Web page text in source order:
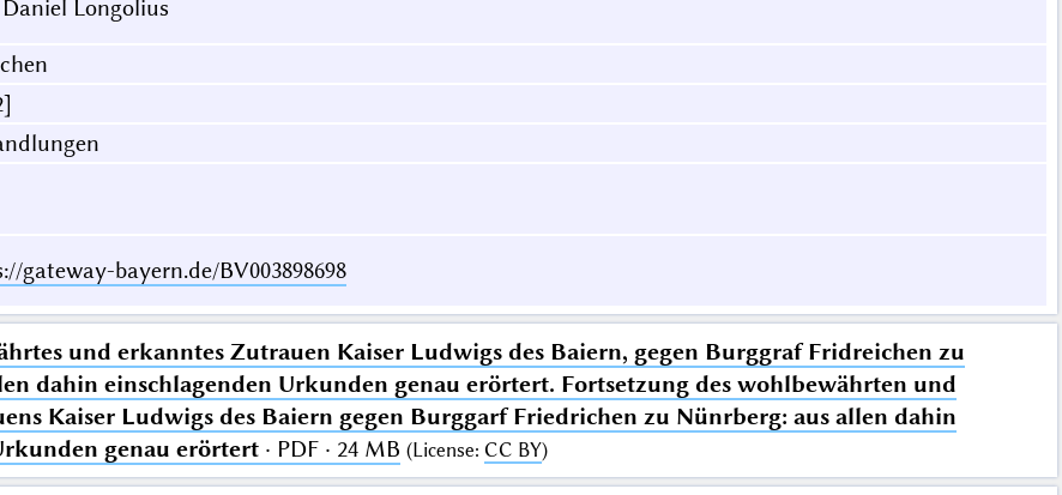
Longolius
gateway-bayern.de/BV003898698
und erkanntes Zutrauen Kaiser Ludwigs des Baiern, gegen Burggraf Fridreichen zu
dahin einschlagenden Urkunden genau erörtert. Fortsetzung des wohlbewährten und
Kaiser Ludwigs des Baiern gegen Burggarf Friedrichen zu Nünrberg: aus allen dahin
genau erörtert· PDF · 24 MB (License: CC BY)